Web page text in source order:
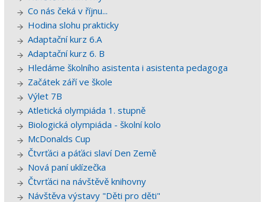
Co nás čeká v říjnu...
Hodina slohu prakticky
Adaptační kurz 6.A
Adaptační kurz 6. B
Hledáme školního asistenta i asistenta pedagoga
Začátek září ve škole
Výlet 7B
Atletická olympiáda 1. stupně
Biologická olympiáda - školní kolo
McDonalds Cup
Čtvrťáci a páťáci slaví Den Země
Nová paní uklízečka
Čtvrťáci na návštěvě knihovny
Návštěva výstavy "Děti pro děti"